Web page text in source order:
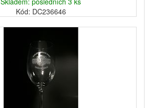
Kód: DC236646